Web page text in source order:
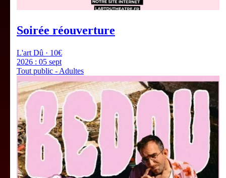
Soirée réouverture
L'art Dû · 10€
2026 : 05 sept
Tout public - Adultes